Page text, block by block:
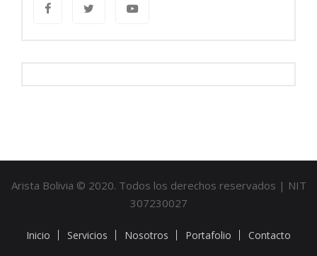
Arista Bolivia © 2020. Todos los derechos reservados | NIT
307230027
Inicio Servicios Nosotros Portafolio Contacto